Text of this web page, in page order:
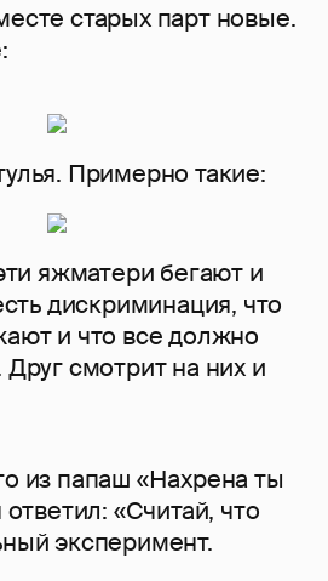
старых парт новые.
Примерно такие:
яжматери бегают и
дискриминация, что
и что все должно
смотрит на них и
из папаш «Нахрена ты
«Считай, что
эксперимент.